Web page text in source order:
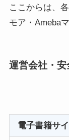
ここからは、
モア・Ameba
運営会社・安
電子書籍サ